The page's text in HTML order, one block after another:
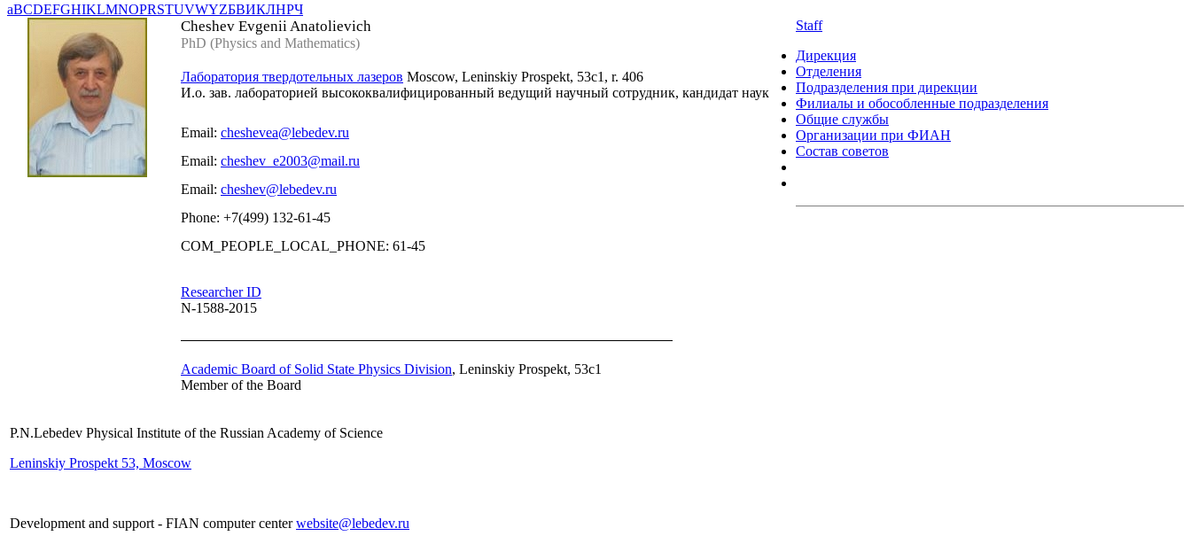
aBCDEFGHIKLMNOPRSTUVWYZБВИКЛНРЧ
Cheshev Evgenii Anatolievich
PhD (Physics and Mathematics)
Лаборатория твердотельных лазеров Moscow, Leninskiy Prospekt, 53c1, r. 406
И.о. зав. лабораторией высококвалифицированный ведущий научный сотрудник, кандидат наук
Email: cheshevea@lebedev.ru
Email: cheshev_e2003@mail.ru
Email: cheshev@lebedev.ru
Phone: +7(499) 132-61-45
COM_PEOPLE_LOCAL_PHONE: 61-45
Researcher ID
N-1588-2015
Academic Board of Solid State Physics Division, Leninskiy Prospekt, 53c1
Member of the Board
Staff
Дирекция
Отделения
Подразделения при дирекции
Филиалы и обособленные подразделения
Общие службы
Организации при ФИАН
Состав советов
P.N.Lebedev Physical Institute of the Russian Academy of Science
Leninskiy Prospekt 53, Moscow
Development and support - FIAN computer centerwebsite@lebedev.ru